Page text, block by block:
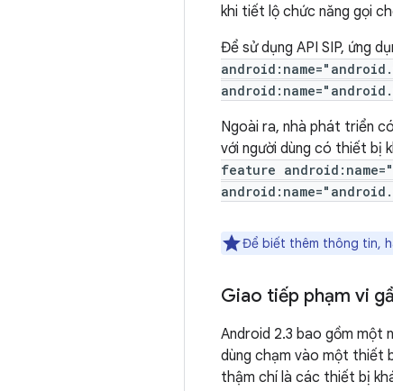
khi tiết lộ chức năng gọi
Để sử dụng API SIP, ứng
Ngoài ra, nhà phát triển
với người dùng có thiết bị
feature
Để biết thêm thông tin,
Giao tiếp phạm vi
Android 2.3 bao gồm một
dùng chạm vào một thiết
thậm chí là các thiết bị